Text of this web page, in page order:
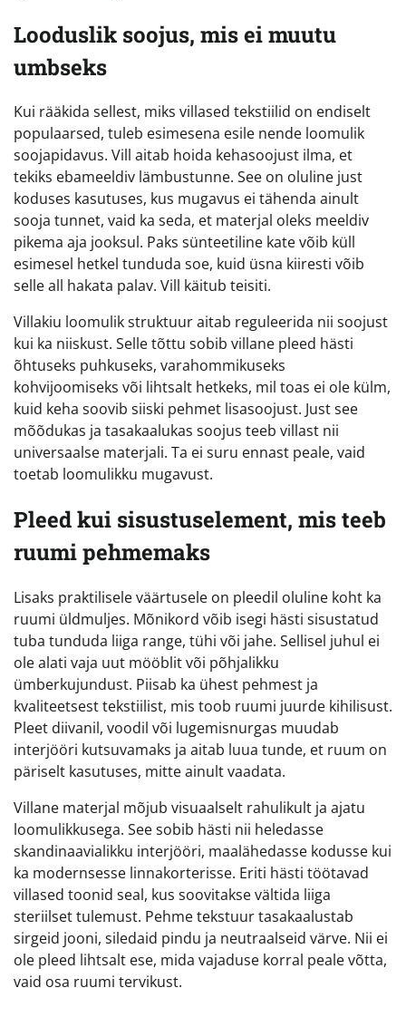
Looduslik soojus, mis ei muutu
umbseks
Kui rääkida sellest, miks villased tekstiilid on endiselt
populaarsed, tuleb esimesena esile nende loomulik
soojapidavus. Vill aitab hoida kehasoojust ilma, et
tekiks ebameeldiv lämbustunne. See on oluline just
koduses kasutuses, kus mugavus ei tähenda ainult
sooja tunnet, vaid ka seda, et materjal oleks meeldiv
pikema aja jooksul. Paks sünteetiline kate võib küll
esimesel hetkel tunduda soe, kuid üsna kiiresti võib
selle all hakata palav. Vill käitub teisiti.
Villakiu loomulik struktuur aitab reguleerida nii soojust
kui ka niiskust. Selle tõttu sobib villane pleed hästi
õhtuseks puhkuseks, varahommikuseks
kohvijoomiseks või lihtsalt hetkeks, mil toas ei ole külm,
kuid keha soovib siiski pehmet lisasoojust. Just see
mõõdukas ja tasakaalukas soojus teeb villast nii
universaalse materjali. Ta ei suru ennast peale, vaid
toetab loomulikku mugavust.
Pleed kui sisustuselement, mis teeb
ruumi pehmemaks
Lisaks praktilisele väärtusele on pleedil oluline koht ka
ruumi üldmuljes. Mõnikord võib isegi hästi sisustatud
tuba tunduda liiga range, tühi või jahe. Sellisel juhul ei
ole alati vaja uut mööblit või põhjalikku
ümberkujundust. Piisab ka ühest pehmest ja
kvaliteetsest tekstiilist, mis toob ruumi juurde kihilisust.
Pleet diivanil, voodil või lugemisnurgas muudab
interjööri kutsuvamaks ja aitab luua tunde, et ruum on
päriselt kasutuses, mitte ainult vaadata.
Villane materjal mõjub visuaalselt rahulikult ja ajatu
loomulikkusega. See sobib hästi nii heledasse
skandinaavialikku interjööri, maalähedasse kodusse kui
ka modernsesse linnakorterisse. Eriti hästi töötavad
villased toonid seal, kus soovitakse vältida liiga
steriilset tulemust. Pehme tekstuur tasakaalustab
sirgeid jooni, siledaid pindu ja neutraalseid värve. Nii ei
ole pleed lihtsalt ese, mida vajaduse korral peale võtta,
vaid osa ruumi tervikust.